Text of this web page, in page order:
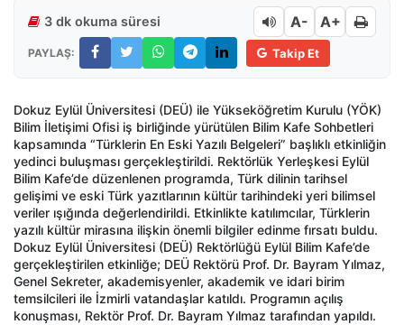
3 dk okuma süresi A- A+
PAYLAŞ: Takip Et
Dokuz Eylül Üniversitesi (DEÜ) ile Yükseköğretim Kurulu (YÖK)
Bilim İletişimi Ofisi iş birliğinde yürütülen Bilim Kafe Sohbetleri
kapsamında “Türklerin En Eski Yazılı Belgeleri” başlıklı etkinliğin
yedinci buluşması gerçekleştirildi. Rektörlük Yerleşkesi Eylül
Bilim Kafe’de düzenlenen programda, Türk dilinin tarihsel
gelişimi ve eski Türk yazıtlarının kültür tarihindeki yeri bilimsel
veriler ışığında değerlendirildi. Etkinlikte katılımcılar, Türklerin
yazılı kültür mirasına ilişkin önemli bilgiler edinme fırsatı buldu.
Dokuz Eylül Üniversitesi (DEÜ) Rektörlüğü Eylül Bilim Kafe’de
gerçekleştirilen etkinliğe; DEÜ Rektörü Prof. Dr. Bayram Yılmaz,
Genel Sekreter, akademisyenler, akademik ve idari birim
temsilcileri ile İzmirli vatandaşlar katıldı. Programın açılış
konuşması, Rektör Prof. Dr. Bayram Yılmaz tarafından yapıldı.